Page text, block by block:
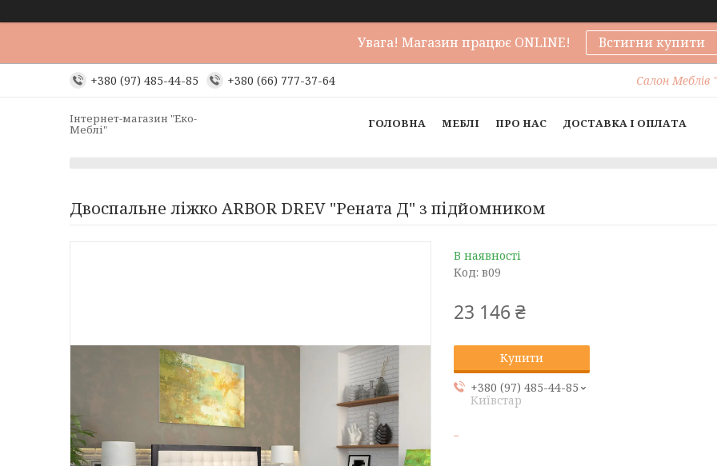
Увага! Магазин працює ONLINE! Встигни купити
+380 (97) 485-44-85 +380 (66) 777-37-64 Салон Меблів
Інтернет-магазин "Еко-
Меблі" ГОЛОВНА МЕБЛІ ПРО НАС ДОСТАВКА І ОПЛАТА
Двоспальне ліжко ARBOR DREV "Рената Д" з підйомником
В наявності
Код: в09
23 146 ₴
Купити
+380 (97) 485-44-85
Київстар